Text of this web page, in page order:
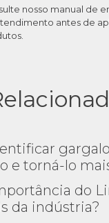
nosso manual de
antes de
e torná-lo
do
da indústria?